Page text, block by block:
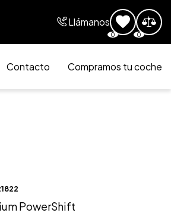
Llámanos
0 0
Contacto Compramos tu coche
PowerShift